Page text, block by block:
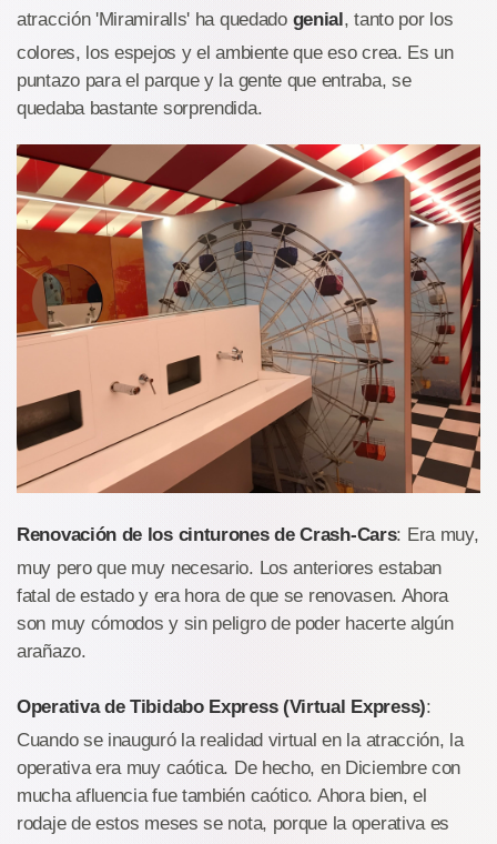
atracción 'Miramiralls' ha quedado genial, tanto por los
colores, los espejos y el ambiente que eso crea. Es un
puntazo para el parque y la gente que entraba, se
quedaba bastante sorprendida.
Renovación de los cinturones de Crash-Cars: Era muy,
muy pero que muy necesario. Los anteriores estaban
fatal de estado y era hora de que se renovasen. Ahora
son muy cómodos y sin peligro de poder hacerte algún
arañazo.
Operativa de Tibidabo Express (Virtual Express):
Cuando se inauguró la realidad virtual en la atracción, la
operativa era muy caótica. De hecho, en Diciembre con
mucha afluencia fue también caótico. Ahora bien, el
rodaje de estos meses se nota, porque la operativa es